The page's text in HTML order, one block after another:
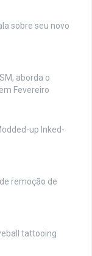
sobre seu novo
aborda o
Fevereiro
up Inked-
remoção de
tattooing